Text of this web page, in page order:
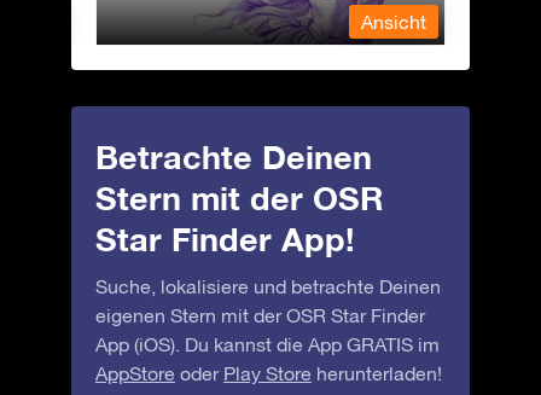
Ansicht
Betrachte Deinen
Stern mit der OSR
Star Finder App!
Suche, lokalisiere und betrachte Deinen
eigenen Stern mit der OSR Star Finder
App (iOS). Du kannst die App GRATIS im
AppStore oder Play Store herunterladen!